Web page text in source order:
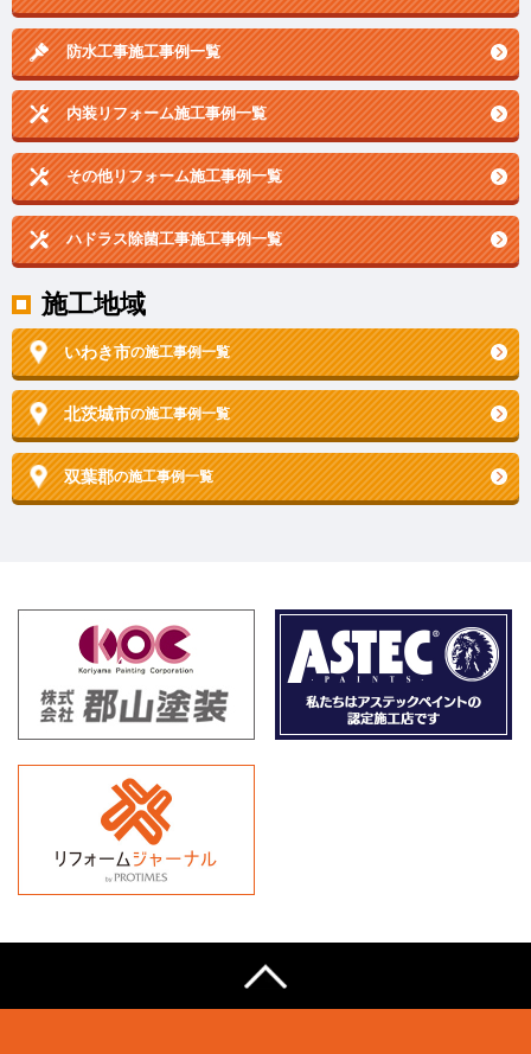
防水工事施工事例一覧
内装リフォーム施工事例一覧
その他リフォーム施工事例一覧
ハドラス除菌工事施工事例一覧
施工地域
いわき市の施工事例一覧
北茨城市の施工事例一覧
双葉郡の施工事例一覧